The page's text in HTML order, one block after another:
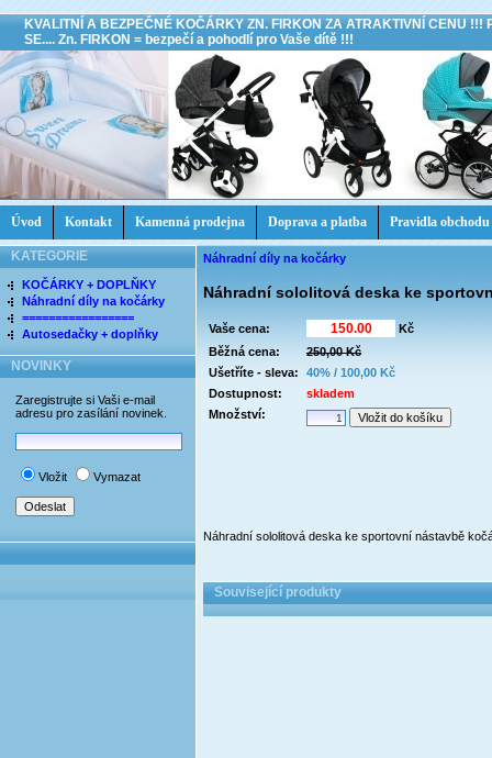
KVALITNÍ A BEZPEČNÉ KOČÁRKY ZN. FIRKON ZA ATRAKTIVNÍ CENU !!!
SE.... Zn. FIRKON = bezpečí a pohodlí pro Vaše dítě !!!
Úvod Kontakt Kamenná prodejna Doprava a platba Pravidla obchodu
KATEGORIE
KOČÁRKY + DOPLŇKY
Náhradní díly na kočárky
=================
Autosedačky + doplňky
NOVINKY
Zaregistrujte si Vaši e-mail
adresu pro zasílání novinek.
Vložit Vymazat
Náhradní díly na kočárky
Náhradní sololitová deska ke
Vaše cena:
Kč
Běžná cena:
250,00 Kč
Ušetříte - sleva:
40% / 100,00 Kč
Dostupnost:
skladem
Množství:
Náhradní sololitová deska ke sportovní nástavbě
Související produkty